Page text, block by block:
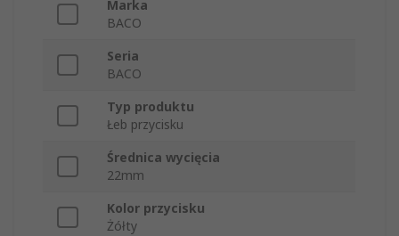
Marka
BACO
Seria
BACO
Typ produktu
Łeb przycisku
Średnica wycięcia
22mm
Kolor przycisku
Żółty